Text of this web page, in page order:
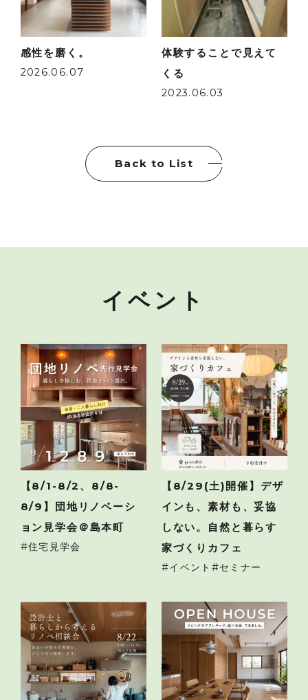
感性を磨く。
2026.06.07
体験することで見えて
くる
2023.06.03
Back to List
イベント
【8/1-8/2、8/8-
8/9】団地リノベーシ
ョン見学会＠島本町
住宅見学会
【8/29(土)開催】デザ
インも、素材も、妥協
しない。自然と暮らす
家づくりカフェ
イベント セミナー